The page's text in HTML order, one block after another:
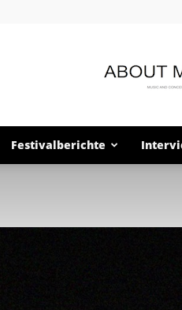
Festivalberichte